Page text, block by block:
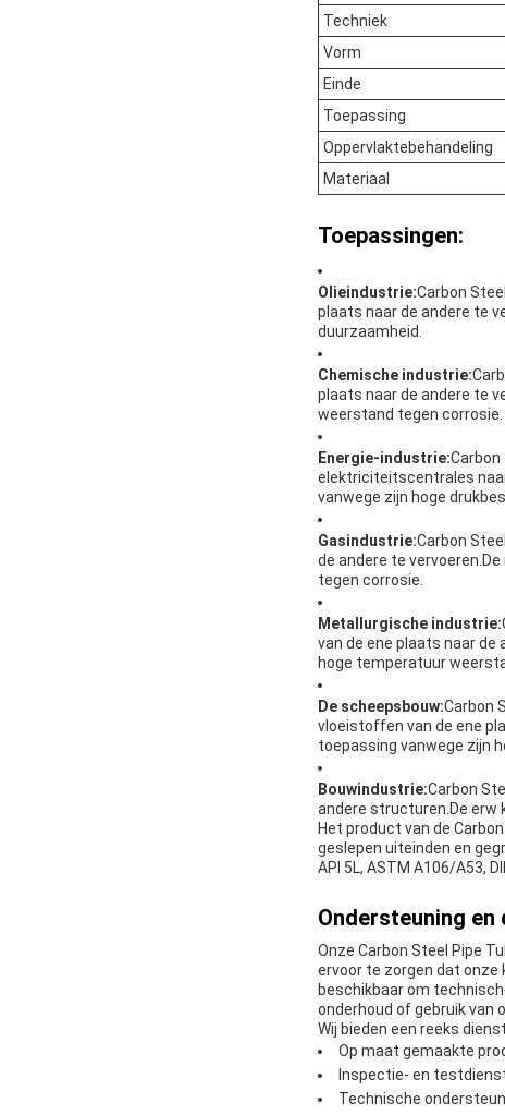
Techniek
Vorm
Einde
Toepassing
Oppervlaktebehandeling
Materiaal
Toepassingen:
Olieindustrie:Carbon
plaats naar de andere te
duurzaamheid.
Chemische industrie:
plaats naar de andere te
weerstand tegen corrosie.
Energie-industrie:
elektriciteitscentrales
vanwege zijn hoge
Gasindustrie:Carbon
de andere te
tegen corrosie.
Metallurgische industrie:
van de ene plaats naar
hoge temperatuur
De scheepsbouw:Carbon
vloeistoffen van de ene
toepassing vanwege zijn
Bouwindustrie:Carbon
andere structuren.De erw
Het product van de
geslepen uiteinden en
API 5L, ASTM A106/A53,
Ondersteuning en
Onze Carbon Steel Pipe
ervoor te zorgen dat onze
beschikbaar om
onderhoud of gebruik van
Wij bieden een reeks
Op maat gemaakte
Inspectie- en
Technische